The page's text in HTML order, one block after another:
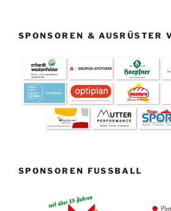
SPONSOREN & AUSRÜSTER
SPONSOREN FUSSBALL